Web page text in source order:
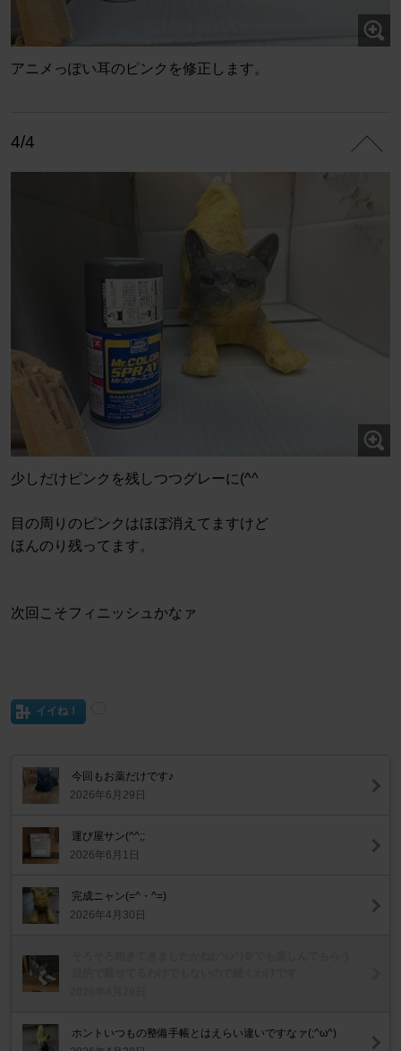
アニメっぽい耳のピンクを修正します。
4/4
少しだけピンクを残しつつグレーに(^^ゞ
目の周りのピンクはほぼ消えてますけど
ほんのり残ってます。
次回こそフィニッシュかなァ
イイね！
今回もお薬だけです♪
2026年6月29日
運び屋サン(^^;;
2026年6月1日
完成ニャン(=^・^=)
2026年4月30日
ホントいつもの整備手帳とはえらい違いですなァ(;^ω^)